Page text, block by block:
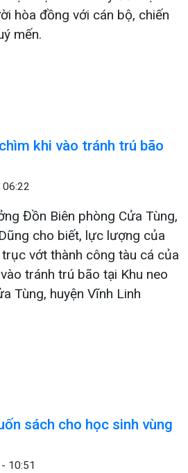
hòa đồng với cán bộ, chiến
mến.
khi vào tránh trú bão
Đồn Biên phòng Cửa Tùng,
cho biết, lực lượng của
vớt thành công tàu cá của
tránh trú bão tại Khu neo
Tùng, huyện Vĩnh Linh
sách cho học sinh vùng
10:51